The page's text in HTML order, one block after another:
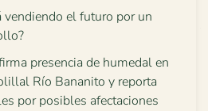
vendiendo el futuro por un
presencia de humedal en
Río Bananito y reporta
por posibles afectaciones